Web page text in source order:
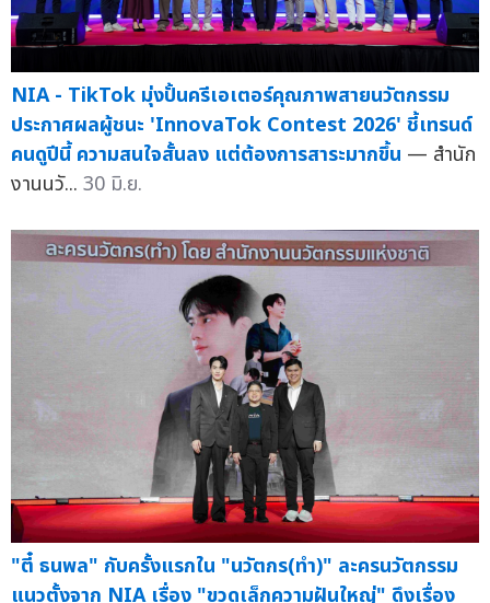
NIA - TikTok มุ่งปั้นครีเอเตอร์คุณภาพสายนวัตกรรม
ประกาศผลผู้ชนะ 'InnovaTok Contest 2026' ชี้เทรนด์
คนดูปีนี้ ความสนใจสั้นลง แต่ต้องการสาระมากขึ้น — สำนัก
งานนวั... 30 มิ.ย.
"ตี๋ ธนพล" กับครั้งแรกใน "นวัตกร(ทำ)" ละครนวัตกรรม
แนวตั้งจาก NIA เรื่อง "ขวดเล็กความฝันใหญ่" ดึงเรื่อง